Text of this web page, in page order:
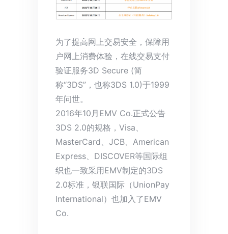
为了提高网上交易安全，保障用
户网上消费体验，在线交易支付
验证服务3D Secure (简
称“3DS”，也称3DS 1.0)于1999
年问世。
2016年10月EMV Co.正式公告
3DS 2.0的规格，Visa、
MasterCard、JCB、American
Express、DISCOVER等国际组
织也一致采用EMV制定的3DS
2.0标准，银联国际（UnionPay
International）也加入了EMV
Co.